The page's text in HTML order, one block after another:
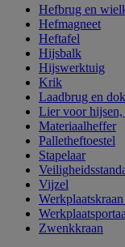
Hefbrug en
Hefmagneet
Heftafel
Hijsbalk
Hijswerktuig
Krik
Laadbrug en
Lier voor hijsen,
Materiaalheffer
Palletheftoestel
Stapelaar
Vijzel
Zwenkkraan